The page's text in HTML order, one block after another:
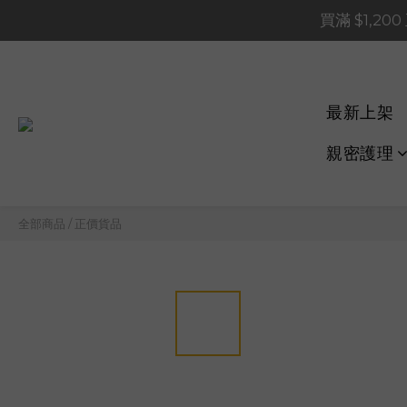
買滿
買滿
📢 系統維護通知 –
買滿
最新上架
親密護理
全部商品 / 正價貨品